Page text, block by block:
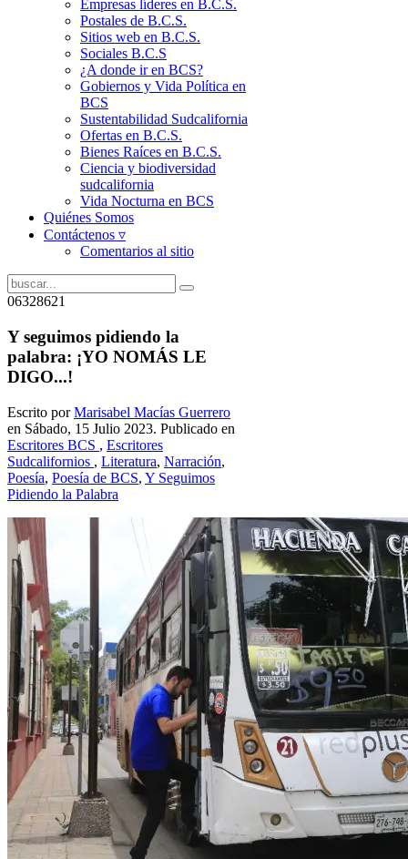
Empresas líderes en B.C.S.
Postales de B.C.S.
Sitios web en B.C.S.
Sociales B.C.S
¿A donde ir en BCS?
Gobiernos y Vida Política en
BCS
Sustentabilidad Sudcalifornia
Ofertas en B.C.S.
Bienes Raíces en B.C.S.
Ciencia y biodiversidad
sudcalifornia
Vida Nocturna en BCS
Quiénes Somos
Contáctenos ▿
Comentarios al sitio
06328621
Y seguimos pidiendo la
palabra: ¡YO NOMÁS LE
DIGO...!
Escrito porMarisabel Mací­as Guerrero
en Sábado, 15 Julio 2023. Publicado en
Escritores BCS , Escritores
Sudcalifornios , Literatura, Narración,
Poesía, Poesía de BCS, Y Seguimos
Pidiendo la Palabra